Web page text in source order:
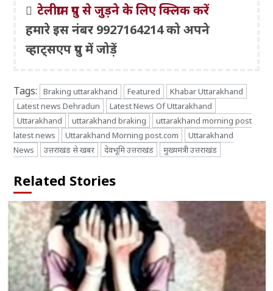
टेलीग्राम ग्रुप से जुड़ने के लिए क्लिक करें
हमारे इस नंबर 9927164214 को अपने
व्हाट्सएप ग्रुप में जोड़ें
Tags: Braking uttarakhand Featured
Khabar Uttarakhand
Latest news Dehradun
Latest News Of Uttarakhand
Uttarakhand
uttarakhand braking
uttarakhand morning post
latest news
Uttarakhand Morning post.com
Uttarakhand
News
उत्तराखंड से खबर देवभूमि उत्तराखंड मुख्यमंत्री उत्तराखंड
Related Stories